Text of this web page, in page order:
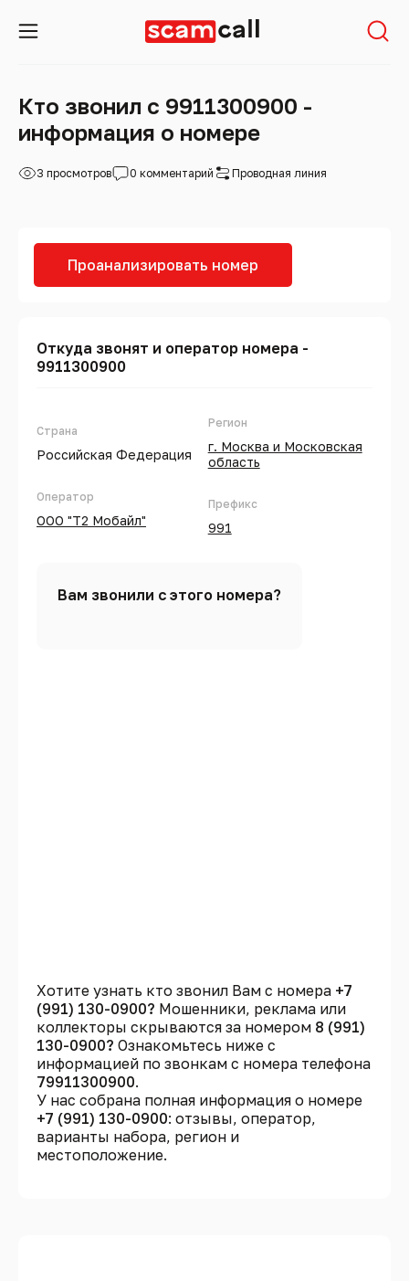
Кто звонил с 9911300900 -
информация о номере
3 просмотров 0 комментарий Проводная линия
Проанализировать номер
Откуда звонят и оператор номера -
9911300900
Страна
Российская Федерация
Оператор
ООО "Т2 Мобайл"
Регион
г. Москва и Московская
область
Префикс
991
Вам звонили с этого номера?
Хотите узнать кто звонил Вам с номера +7
(991) 130-0900? Мошенники, реклама или
коллекторы скрываются за номером 8 (991)
130-0900? Ознакомьтесь ниже с
информацией по звонкам с номера телефона
79911300900.
У нас собрана полная информация о номере
+7 (991) 130-0900: отзывы, оператор,
варианты набора, регион и
местоположение.